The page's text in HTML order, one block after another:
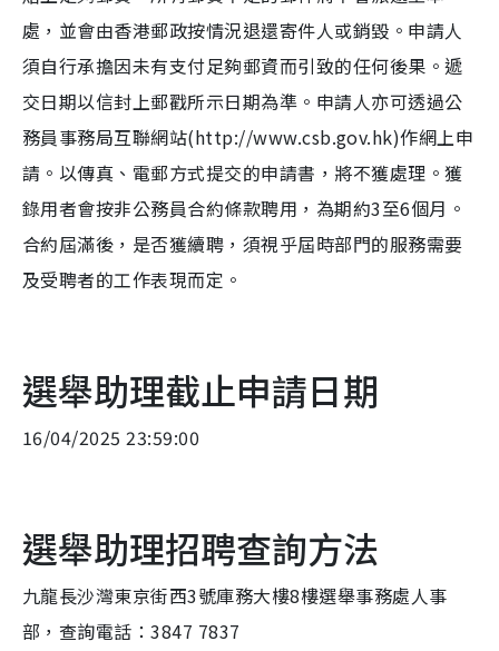
處，並會由香港郵政按情況退還寄件人或銷毀。申請人
須自行承擔因未有支付足夠郵資而引致的任何後果。遞
交日期以信封上郵戳所示日期為準。申請人亦可透過公
務員事務局互聯網站(http://www.csb.gov.hk)作網上申
請。以傳真、電郵方式提交的申請書，將不獲處理。獲
錄用者會按非公務員合約條款聘用，為期約3至6個月。
合約屆滿後，是否獲續聘，須視乎屆時部門的服務需要
及受聘者的工作表現而定。
選舉助理截止申請日期
16/04/2025 23:59:00
選舉助理招聘查詢方法
九龍長沙灣東京街西3號庫務大樓8樓選舉事務處人事
部，查詢電話：3847 7837